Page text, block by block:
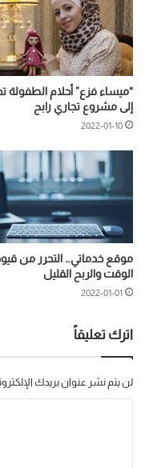
“ميساء فزع” أحلام الطفولة
إلى مشروع تجاري رابح
2022-01-10
موقع خدماتي… التحرر من
الوقت والربح القليل
2022-01-01
اترك تعليقاً
لن يتم نشر عنوان بريدك